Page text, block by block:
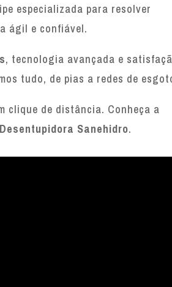
especializada para resolver
ágil e confiável.
, tecnologia avançada e
tudo, de pias a redes de
clique de distância. Conheça a
Desentupidora Sanehidro.